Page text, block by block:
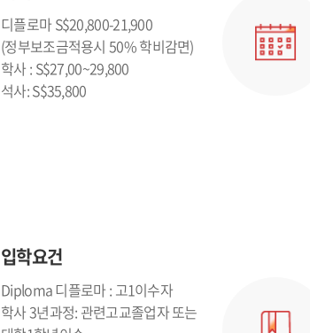
디플로마 S$20,800-21,900
(정부보조금적용시 50% 학비감면)
학사 : S$27,00~29,800
석사: S$35,800
입학요건
Diploma 디플로마 : 고1이수자
학사 3년과정: 관련고교졸업자 또는